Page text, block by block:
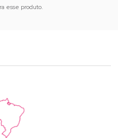
esse produto.